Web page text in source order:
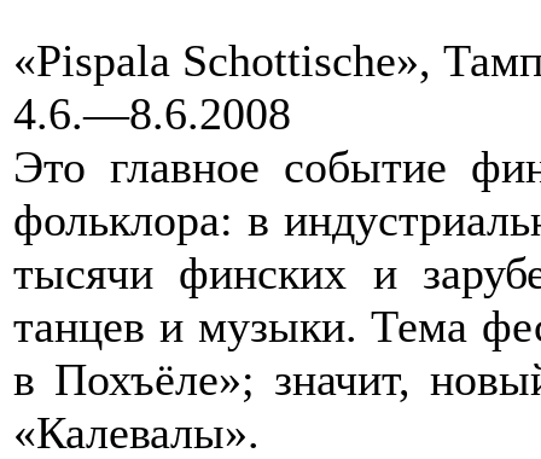
«Pispala Schottische»,
4.6.—8.6.2008
Это главное событие
фольклора: в
тысячи финских и
танцев и музыки. Тема
в Похъёле»; значит,
«Калевалы».